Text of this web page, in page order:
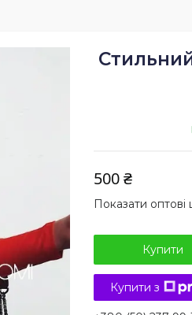
500 ₴
Показати оптові
Купити
Купити з